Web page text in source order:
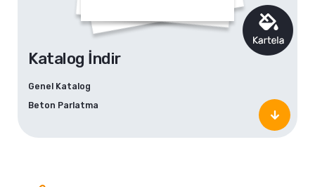
Katalog İndir
Genel Katalog
Beton Parlatma